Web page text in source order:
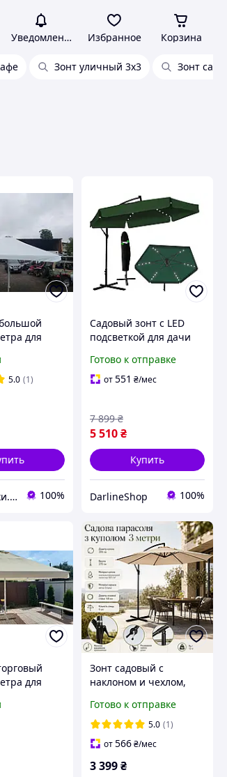
Уведомления Избранное Корзина
Зонт уличный 3х3 Зонт
для
садовый,
5.0 (1)
Парасольки.UA 100%
Садовый зонт с LED
подсветкой для дачи
уличный большой зонт
для кафе ресторана
Готово к отправке
от551 ₴/мес
5 510₴
7 899 ₴
Купить
DarlineShop 100%
для
садовый,
Зонт садовый с
наклоном и чехлом,
для сада, террасы,
двора, дачи и патио
Готово к отправке
5.0 (1)
от566₴/мес
3 399₴